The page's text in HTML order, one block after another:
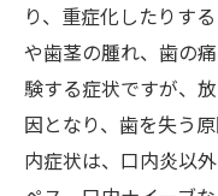
り、重症化したりす
や歯茎の腫れ、歯の
験する症状ですが、
因となり、歯を失う
内症状は、口内炎以